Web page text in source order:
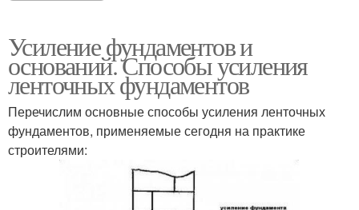
Усиление фундаментов и
оснований. Способы усиления
ленточных фундаментов
Перечислим основные способы усиления ленточных
фундаментов, применяемые сегодня на практике
строителями: